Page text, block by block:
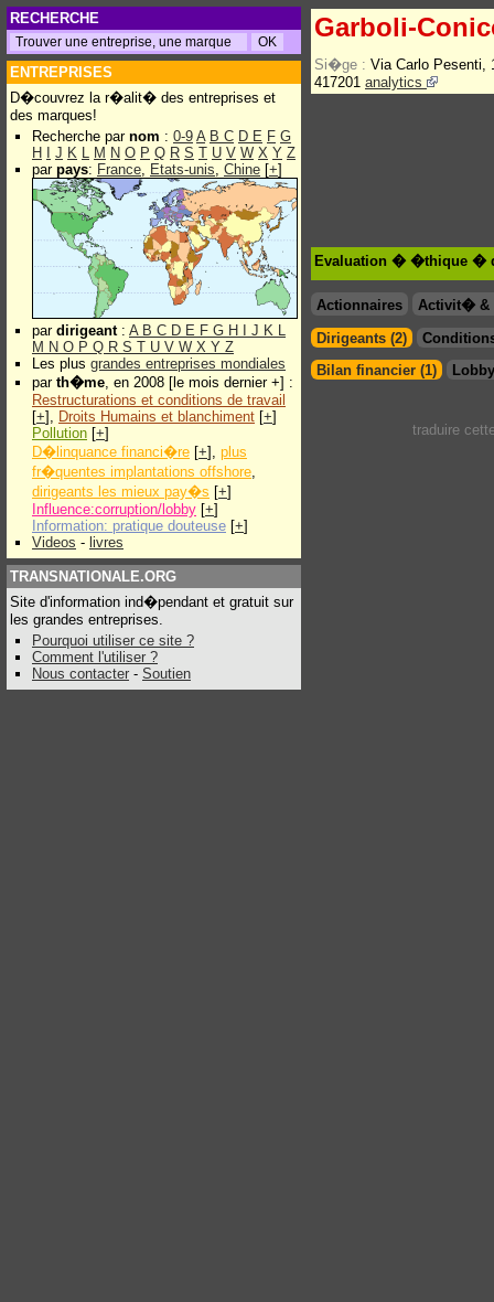
RECHERCHE
ENTREPRISES
D�couvrez la r�alit� des entreprises et
des marques!
Recherche par nom : 0-9 A B C D E F G
H
J K L M N O P Q R S T U V W X Y Z
par pays: France, Etats-unis, Chine [+]
par dirigeant: A B C D E F G H J K L
M N O P Q R S T U V W X Y Z
Les plus grandes entreprises mondiales
par th�me, en 2008 [le mois dernier +] :
Restructurations et conditions de travail
[+], Droits Humains et blanchiment [+]
Pollution [+]
D�linquance financi�re [+], plus
fr�quentes implantations offshore,
dirigeants les mieux pay�s [+]
Influence:corruption/lobby [+]
Information: pratique douteuse [+]
Videos - livres
TRANSNATIONALE.ORG
Site d'information ind�pendant et gratuit sur
les grandes entreprises.
Pourquoi utiliser ce site ?
Comment l'utiliser ?
Nous contacter - Soutien
Garboli-
Si�ge : Via Carlo Pesenti,
417201 analytics
Evaluation � �thique �
Actionnaires
Activit� &
Dirigeants (2)
Bilan financier (1)
traduire